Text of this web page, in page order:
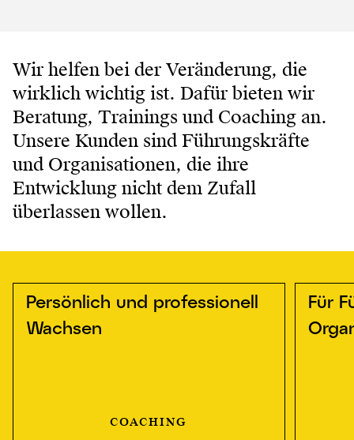
Wir helfen bei der Veränderung, die
wirklich wichtig ist. Dafür bieten wir
Beratung, Trainings und Coaching an.
Unsere Kunden sind Führungskräfte
und Organisationen, die ihre
Entwicklung nicht dem Zufall
überlassen wollen.
Persönlich und professionell
Wachsen
COACHING
Für